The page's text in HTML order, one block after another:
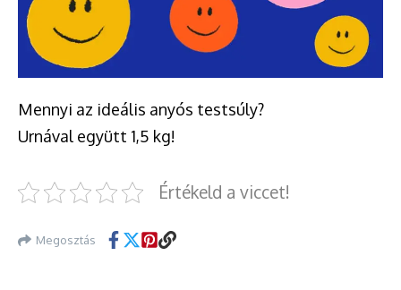
Mennyi az ideális anyós testsúly?
Urnával együtt 1,5 kg!
Értékeld a viccet!
Megosztás